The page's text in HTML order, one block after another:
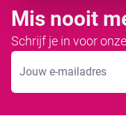
Mis nooit
Schrijf je in voor
E-mailadres